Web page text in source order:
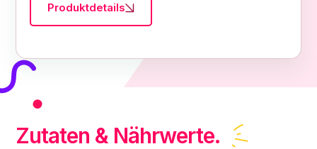
Produktdetails
Zutaten & Nährwerte.